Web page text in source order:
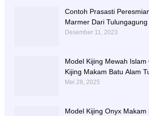
Contoh Prasasti
Marmer Dari Tulungagung
Desember 11, 2023
Model Kijing Mewah Islam
Kijing Makam Batu Alam
Mei 28, 2025
Model Kijing Onyx Makam